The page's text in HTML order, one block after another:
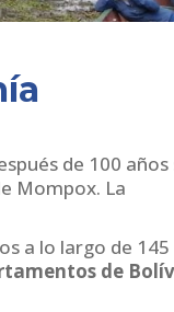
de 100 años
Mompox. La
a lo largo de 145
de